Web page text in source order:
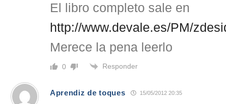
El libro completo sale en
http://www.devale.es/PM/
Merece la pena leerlo
0 Responder
Aprendiz de toques 15/05/2012 20:35